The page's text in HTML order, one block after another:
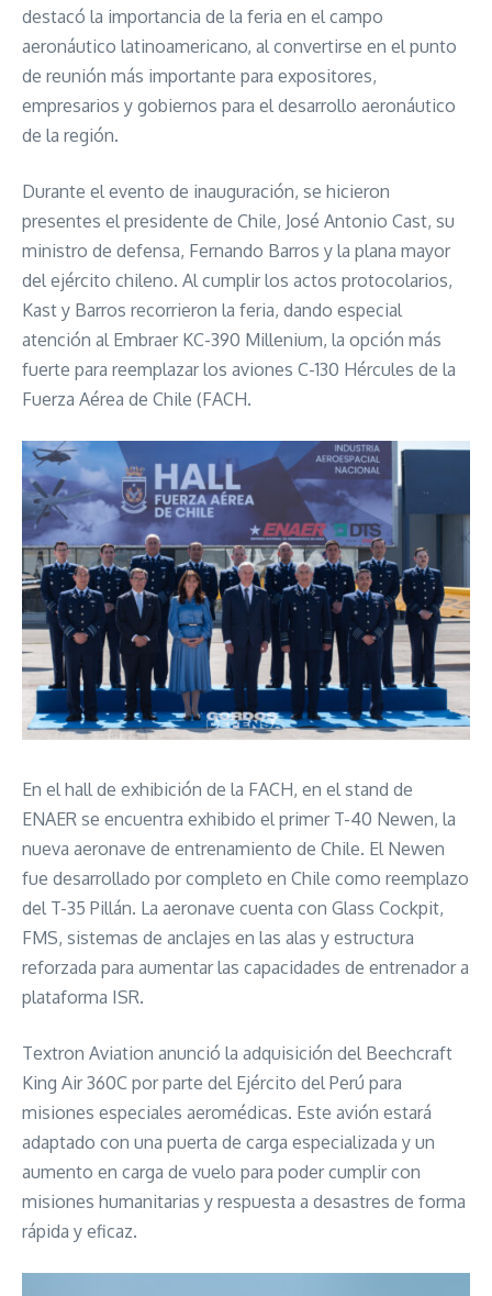
destacó la importancia de la feria en el campo
aeronáutico latinoamericano, al convertirse en el punto
de reunión más importante para expositores,
empresarios y gobiernos para el desarrollo aeronáutico
de la región.
Durante el evento de inauguración, se hicieron
presentes el presidente de Chile, José Antonio Cast, su
ministro de defensa, Fernando Barros y la plana mayor
del ejército chileno. Al cumplir los actos protocolarios,
Kast y Barros recorrieron la feria, dando especial
atención al Embraer KC-390 Millenium, la opción más
fuerte para reemplazar los aviones C-130 Hércules de la
Fuerza Aérea de Chile (FACH.
En el hall de exhibición de la FACH, en el stand de
ENAER se encuentra exhibido el primer T-40 Newen, la
nueva aeronave de entrenamiento de Chile. El Newen
fue desarrollado por completo en Chile como reemplazo
del T-35 Pillán. La aeronave cuenta con Glass Cockpit,
FMS, sistemas de anclajes en las alas y estructura
reforzada para aumentar las capacidades de entrenador a
plataforma ISR.
Textron Aviation anunció la adquisición del Beechcraft
King Air 360C por parte del Ejército del Perú para
misiones especiales aeromédicas. Este avión estará
adaptado con una puerta de carga especializada y un
aumento en carga de vuelo para poder cumplir con
misiones humanitarias y respuesta a desastres de forma
rápida y eficaz.